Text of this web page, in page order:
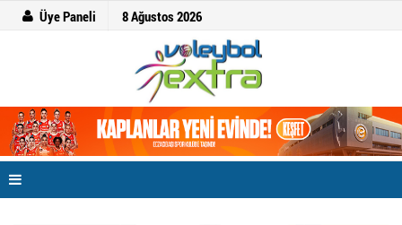
Üye Paneli 8 Ağustos 2026